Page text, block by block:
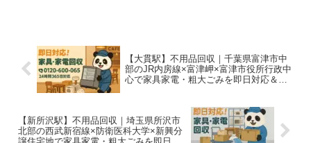
【大貫駅】不用品回収｜千葉県富津市中
部のJR内房線×富津岬×富津市役所行政中
心で家具家電・粗大ごみを即日対応＆格
【新所沢駅】不用品回収｜埼玉県所沢市
北部の西武新宿線×防衛医科大学×新興分